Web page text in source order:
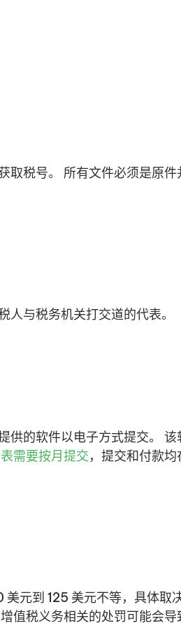
取税号。 所有文件必须是原件
与税务机关打交道的代表。
供的软件以电子方式提交。 该
需要按月提交，提交和付款均
元到 125 美元不等，具体取
值税义务相关的处罚可能会导